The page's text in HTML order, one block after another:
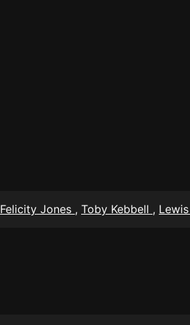
Felicity Jones , Toby Kebbell ,